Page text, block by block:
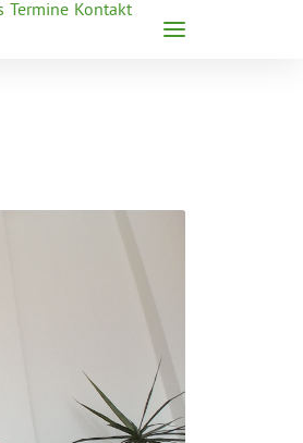
Termine Kontakt